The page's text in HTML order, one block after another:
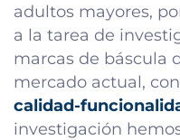
adultos mayores,
a la tarea de
marcas de báscula
mercado actual,
calidad-
investigación